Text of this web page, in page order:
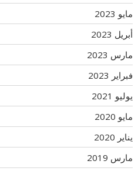
مايو 2023
أبريل 2023
مارس 2023
فبراير 2023
يوليو 2021
مايو 2020
يناير 2020
مارس 2019